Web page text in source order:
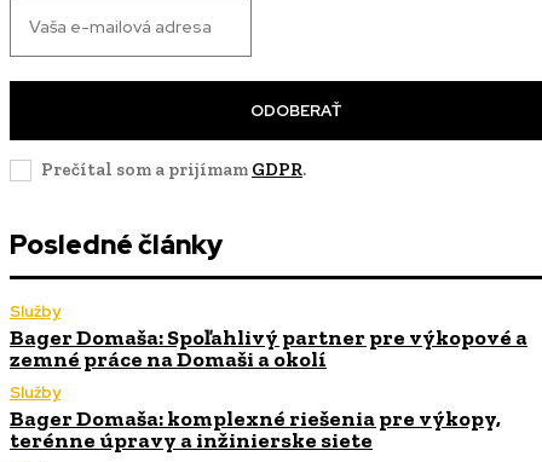
ODOBERAŤ
Prečítal som a prijímam GDPR.
Posledné články
Služby
Bager Domaša: Spoľahlivý partner pre výkopové a
zemné práce na Domaši a okolí
Služby
Bager Domaša: komplexné riešenia pre výkopy,
terénne úpravy a inžinierske siete